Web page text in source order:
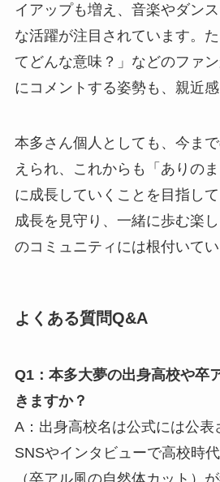
イアップも増え、音楽やダン
な活躍が注目されています。
てどんな意味？」などのファ
にコメントする姿勢も、親近感
本多さん個人としても、今ま
えられ、これからも「ありの
に成長していくことを目指し
成長を見守り、一緒に歩む楽
のコミュニティには根付いてい
よくある質問Q&A
Q1：本多大夢の出身高校や卒
きますか？
A：出身高校名は公式には公表
SNSやインタビューで高校時
（卒アル風の自然体カット）